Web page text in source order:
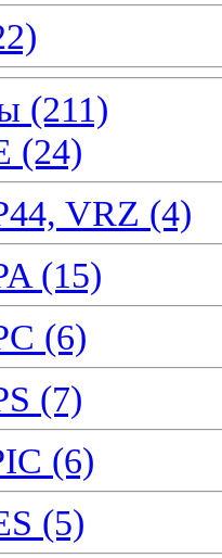
(211)
(24)
VRZ (4)
(15)
(6)
(7)
(6)
(5)